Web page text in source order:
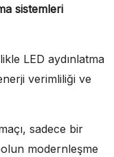
sistemleri
LED aydınlatma
verimliliği ve
sadece bir
modernleşme